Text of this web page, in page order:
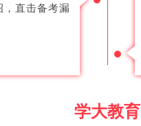
，直击备考漏
学大教育